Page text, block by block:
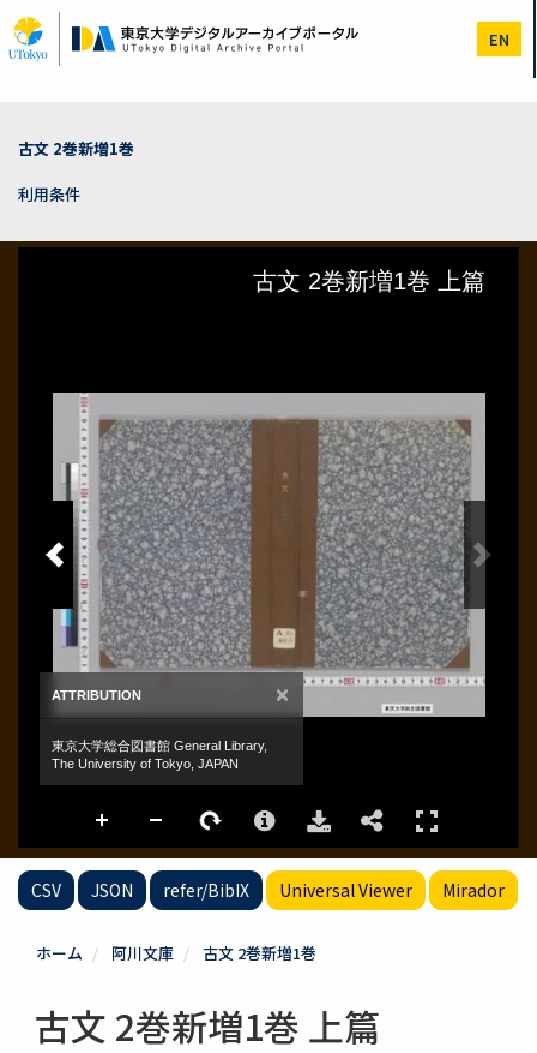
イ
ン
EN
古文 2巻新増1巻
利用条件
CSV JSON refer/BibIX Universal Viewer Mirador
ホーム 阿川文庫 古文 2巻新増1巻
古文 2巻新増1巻 上篇